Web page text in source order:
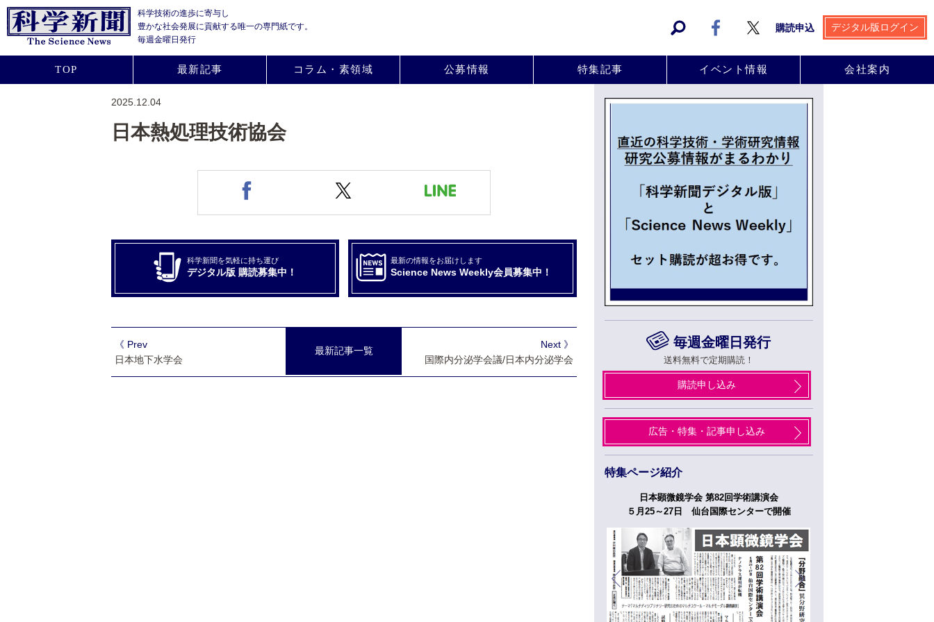
科学技術の進歩に寄与し
豊かな社会発展に貢献する唯一の専門紙です。
毎週金曜日発行
購読申込 デジタル版ログイン
TOP 最新記事 コラム・素領域 公募情報 特集記事 イベント情報 会社案内
2025.12.04
日本熱処理技術協会
科学新聞を気軽に持ち運び
デジタル版 購読募集中！
最新の情報をお届けします
Science News Weekly会員募集中！
最新記事一覧
Next 》
国際内分泌学会議/日本内分泌学会
《 Prev
日本地下水学会
毎週金曜日発行
送料無料で定期購読！
購読申し込み
広告・特集・記事申し込み
特集ページ紹介
日本顕微鏡学会 第82回学術講演会
５月25～27日 仙台国際センターで開催